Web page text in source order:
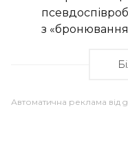
з
Автоматична реклама від